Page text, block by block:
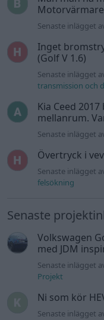
Senaste inlägget
Inget
(Golf V 1.6)
Senaste inlägget
transmission och
Kia Ceed
mellanrum.
Senaste inlägget
Övertryck i
Senaste inlägget
felsökning
Senaste
Volkswagen
med JDM
Senaste inlägget
Projekt
Ni som kör
Senaste inlägget